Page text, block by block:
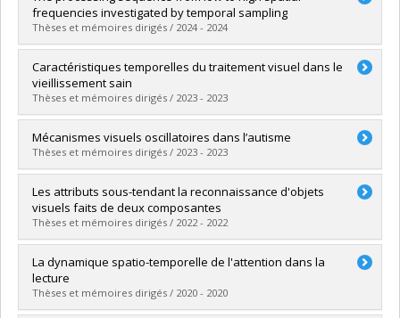
frequencies investigated by temporal sampling
Thèses et mémoires dirigés / 2024 - 2024
Diplômé(e) :Milanova, Gabriela Chavdarova
Cycle :Maîtrise
Diplôme obtenu :M. Sc.
Lien vers le document dans Papyrus
Caractéristiques temporelles du traitement visuel dans le
vieillissement sain
Thèses et mémoires dirigés / 2023 - 2023
Diplômé(e) : Lévesque, Mélanie
Cycle : Maîtrise
Diplôme obtenu :M. Sc.
Lien vers le document dans Papyrus
Mécanismes visuels oscillatoires dans l’autisme
Thèses et mémoires dirigés / 2023 - 2023
Diplômé(e) :El Khalil, Lili
Cycle :Maîtrise
Diplôme obtenu :M. Sc.
Lien vers le document dans Papyrus
Les attributs sous-tendant la reconnaissance d'objets
visuels faits de deux composantes
Thèses et mémoires dirigés / 2022 - 2022
Diplômé(e) :Lavoie, Marie-Audrey
Cycle :
Diplôme obtenu :M. Sc.
Lien vers le document dans Papyrus
La dynamique spatio-temporelle de l'attention dans la
lecture
Thèses et mémoires dirigés / 2020 - 2020